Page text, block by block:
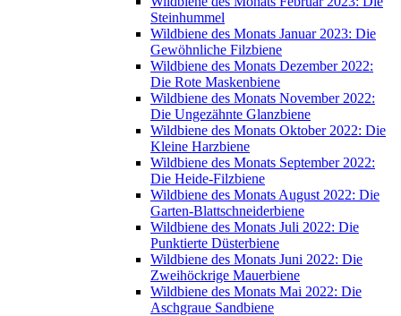
Steinhummel
Wildbiene des Monats Januar 2023: Die
Gewöhnliche Filzbiene
Wildbiene des Monats Dezember 2022:
Die Rote Maskenbiene
Wildbiene des Monats November 2022:
Die Ungezähnte Glanzbiene
Wildbiene des Monats Oktober 2022: Die
Kleine Harzbiene
Wildbiene des Monats September 2022:
Die Heide-Filzbiene
Wildbiene des Monats August 2022: Die
Garten-Blattschneiderbiene
Wildbiene des Monats Juli 2022: Die
Punktierte Düsterbiene
Wildbiene des Monats Juni 2022: Die
Zweihöckrige Mauerbiene
Wildbiene des Monats Mai 2022: Die
Aschgraue Sandbiene